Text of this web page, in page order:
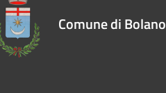
Comune di Bolano